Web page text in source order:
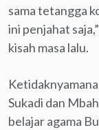
sama tetangga
ini penjahat
kisah masa lalu.
Sukadi dan
belajar agama